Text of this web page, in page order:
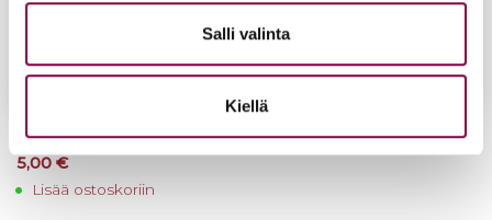
Salli valinta
Kiellä
Lam­paan­vil­la 5 g
5,00 €
Lisää ostoskoriin